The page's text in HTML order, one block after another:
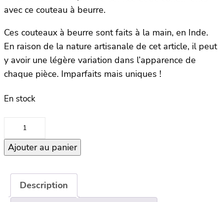
avec ce couteau à beurre.
Ces couteaux à beurre sont faits à la main, en Inde.
En raison de la nature artisanale de cet article, il peut
y avoir une légère variation dans l’apparence de
chaque pièce. Imparfaits mais uniques !
En stock
quantité
Bodhi
Butter
Ajouter au panier
Description